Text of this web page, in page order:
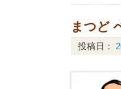
まつど
投稿日：